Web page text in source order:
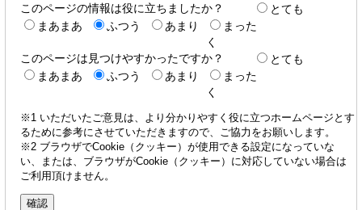
このページの情報は役に立ちましたか？
とても
まあまあ
ふつう あまり
まった
く
このページは見つけやすかったですか？
とても
まあまあ
ふつう あまり
まった
く
※1 いただいたご意見は、より分かりやすく役に立つホームページとす
るために参考にさせていただきますので、ご協力をお願いします。
※2 ブラウザでCookie（クッキー）が使用できる設定になっていな
い、または、ブラウザがCookie（クッキー）に対応していない場合は
ご利用頂けません。